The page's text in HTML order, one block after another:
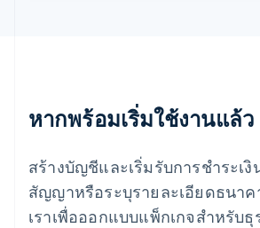
หากพร้อมเริ่มใช้งานแล้ว
สร้างบัญชีและเริ่มรับการชำระเ
สัญญาหรือระบุรายละเอียดธนา
เราเพื่อออกแบบแพ็กเกจสำหรับ
English
ลิกเตนสไตน์
ลิทัวเนีย
English
สเปน
EspañolEnglish